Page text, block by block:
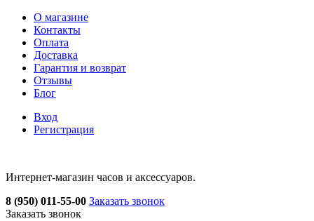
О магазине
Контакты
Оплата
Доставка
Гарантия и возврат
Отзывы
Блог
Вход
Регистрация
Интернет-магазин часов и аксессуаров.
8 (950) 011-55-00 Заказать звонок
Заказать звонок